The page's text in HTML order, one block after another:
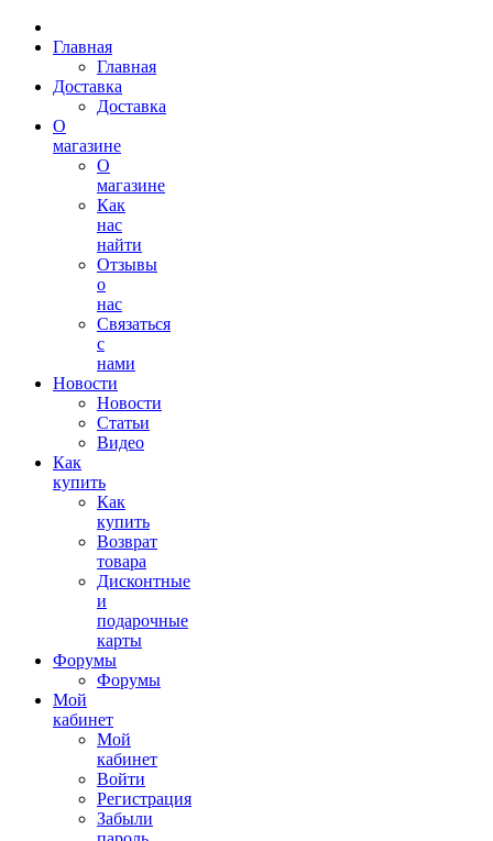
Главная
Главная
Доставка
Доставка
О
магазине
О
магазине
Как
нас
найти
Отзывы
о
нас
Связаться
с
нами
Новости
Новости
Статьи
Видео
Как
купить
Как
купить
Возврат
товара
Дисконтные
и
подарочные
карты
Форумы
Форумы
Мой
кабинет
Мой
кабинет
Войти
Регистрация
Забыли